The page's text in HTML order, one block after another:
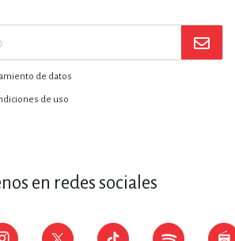
de datos
de uso
en redes sociales